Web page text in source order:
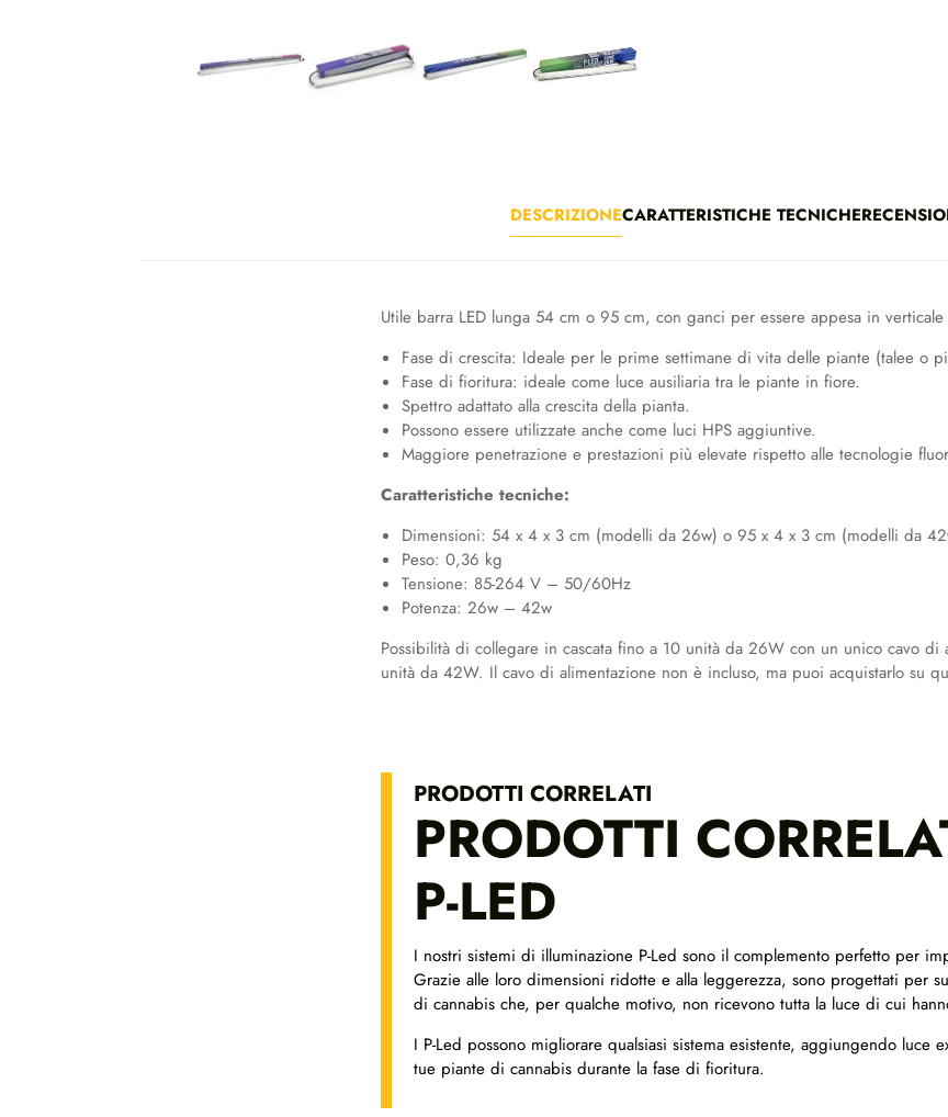
DESCRIZIONECARATTERISTICHE TECNICHE
Utile barra LED lunga 54 cm o 95 cm, con ganci per essere appesa in
Fase di crescita: Ideale per le prime settimane di vita delle piante (talee o
Fase di fioritura: ideale come luce ausiliaria tra le piante in fiore.
Spettro adattato alla crescita della pianta.
Possono essere utilizzate anche come luci HPS aggiuntive.
Maggiore penetrazione e prestazioni più elevate rispetto alle tecnologie
Caratteristiche tecniche:
Dimensioni: 54 x 4 x 3 cm (modelli da 26w) o 95 x 4 x 3 cm (modelli da
Peso: 0,36 kg
Tensione: 85-264 V – 50/60Hz
Potenza: 26w – 42w
Possibilità di collegare in cascata fino a 10 unità da 26W con un unico cavo di
unità da 42W. Il cavo di alimentazione non è incluso, ma puoi acquistarlo su
PRODOTTI CORRELATI
PRODOTTI
P-LED
I nostri sistemi di illuminazione P-Led sono il complemento perfetto per
Grazie alle loro dimensioni ridotte e alla leggerezza, sono progettati per
di cannabis che, per qualche motivo, non ricevono tutta la luce di cui
I P-Led possono migliorare qualsiasi sistema esistente, aggiungendo luce
tue piante di cannabis durante la fase di fioritura.